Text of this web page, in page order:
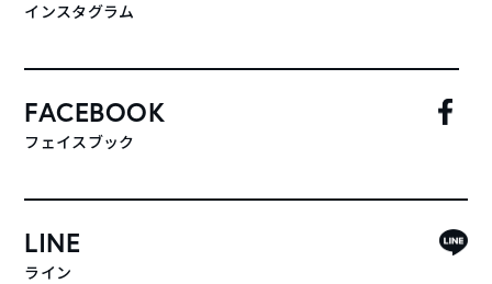
インスタグラム
FACEBOOK
フェイスブック
LINE
ライン